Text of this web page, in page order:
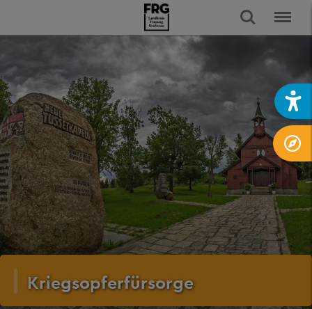
Kriegsopferfürsorge